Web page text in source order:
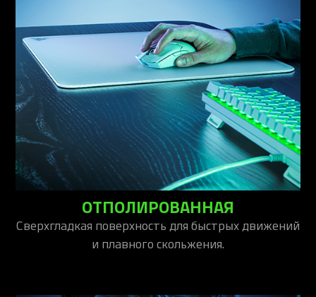
ОТПОЛИРОВАННАЯ
Сверхгладкая поверхность для быстрых движений
и плавного скольжения.